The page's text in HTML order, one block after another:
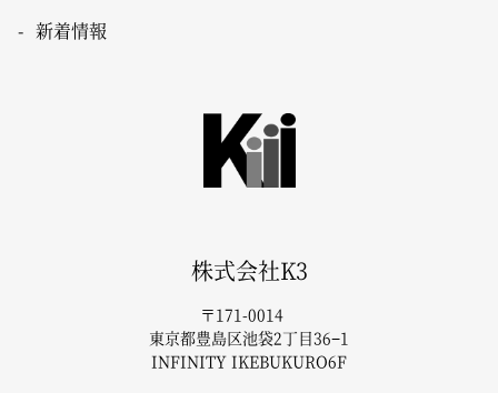
新着情報
株式会社K3
〒171-0014
東京都豊島区池袋2丁目36−1
INFINITY IKEBUKURO6F